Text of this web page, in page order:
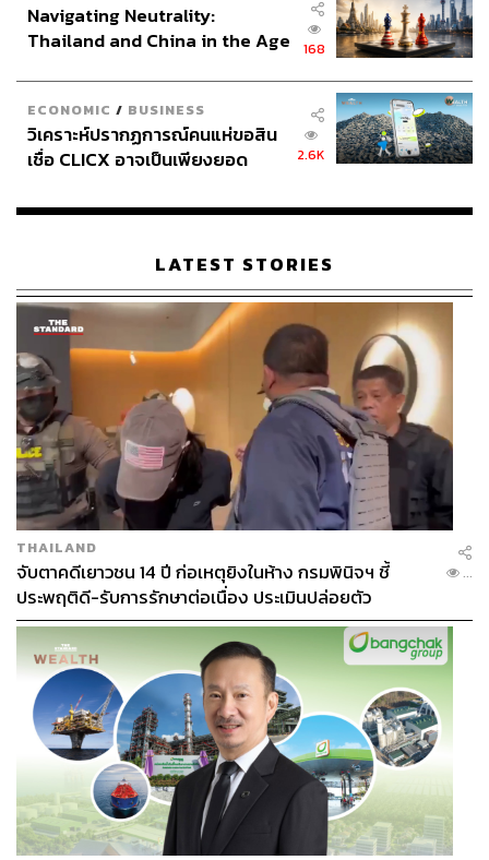
Navigating Neutrality:
Thailand and China in the Age
168
ECONOMIC / BUSINESS
วิเคราะห์ปรากฏการณ์คนแห่ขอสิน
เชื่อ CLICX อาจเป็นเพียงยอด
เรือนไทยที่ถูกซุกไว้
2.6K
LATEST STORIES
THAILAND
จับตาคดีเยาวชน 14 ปี ก่อเหตุยิงในห้าง กรมพินิจฯ ชี้
ประพฤติดี-รับการรักษาต่อเนื่อง ประเมินปล่อยตัว
...